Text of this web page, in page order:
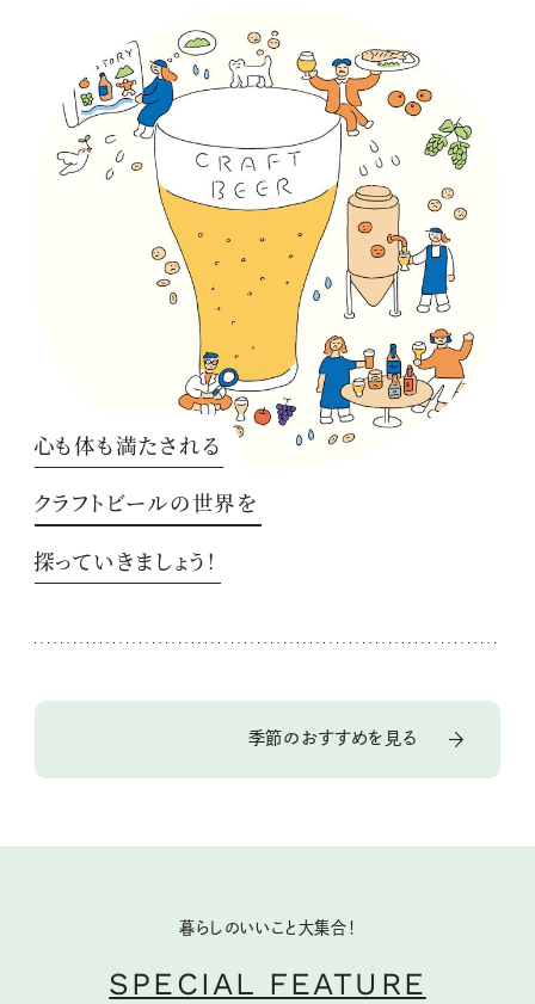
心も体も満たされる
クラフトビールの世界を
探っていきましょう！
季節のおすすめを見る
暮らしのいいこと大集合！
SPECIAL FEATURE